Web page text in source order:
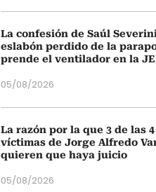
La confesión de Saúl
eslabón perdido de la
prende el ventilador en la
05/08/2026
La razón por la que 3 de las
víctimas de Jorge Alfredo
quieren que haya juicio
05/08/2026